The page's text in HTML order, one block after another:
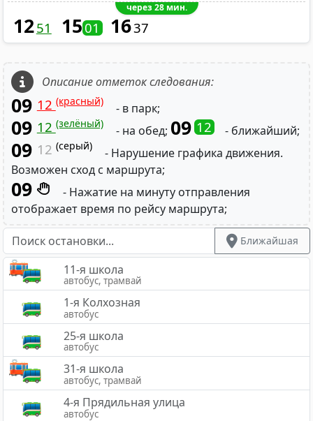
Ближайшая
11-я школа
автобус, трамвай
1-я Колхозная
автобус
25-я школа
автобус
31-я школа
автобус, трамвай
4-я Прядильная улица
автобус
через 28 мин.
1251 1501 1637
Описание отметок следования:
09 12(красный) - в парк;
09 12(зелёный) - на обед; 09 12 - ближайший;
09 12 (серый)
- Нарушение графика движения.
Возможен сход с маршрута;
09
- Нажатие на минуту отправления
отображает время по рейсу маршрута;